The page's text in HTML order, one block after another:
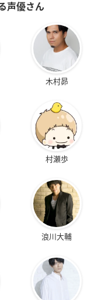
声優さん
木村昴
村瀬歩
浪川大輔